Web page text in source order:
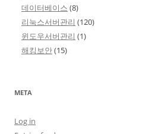
데이터베이스 (8)
리눅스서버관리 (120)
윈도우서버관리 (1)
해킹보안(15)
META
Log in